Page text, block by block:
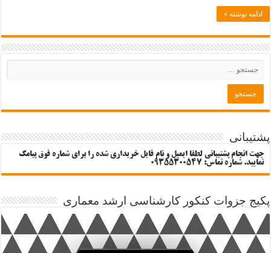
ادامه نوشته »
پشتیبانی
جهت انجام پشتیبانی لطفا ایمیل و نام فایل خریداری شده را برای شماره فوق پیامک
نمایید. شماره تماس: 09355300547
پکیج جزوات کنکور کارشناسی ارشد معماری